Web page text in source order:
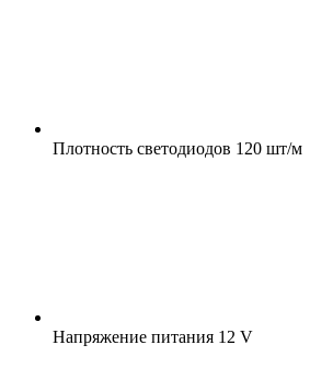
Плотность светодиодов 120 шт/м
Напряжение питания 12 V